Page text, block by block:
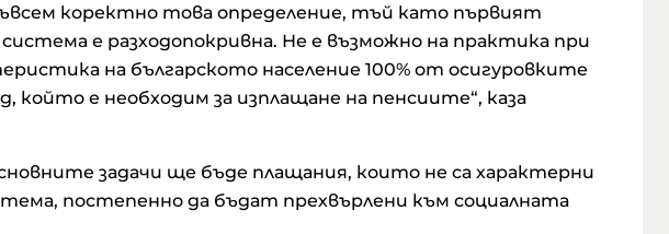
коректно това определение, тъй като първият
е разходопокривна. Не е възможно на практика при
на българското население 100% от осигуровките
който е необходим за изплащане на пенсиите“, каза
задачи ще бъде плащания, които не са характерни
постепенно да бъдат прехвърлени към социалната